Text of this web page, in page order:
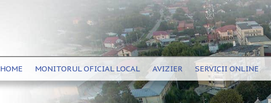
HOME MONITORUL OFICIAL LOCAL AVIZIER SERVICII ONLINE